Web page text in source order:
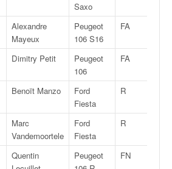
Saxo
Alexandre
Mayeux
Peugeot
106 S16
FA
Dimitry Petit
Peugeot
106
FA
Benoït Manzo
Ford
Fiesta
R
Marc
Vandemoortele
Ford
Fiesta
R
Quentin
Peugeot
FN